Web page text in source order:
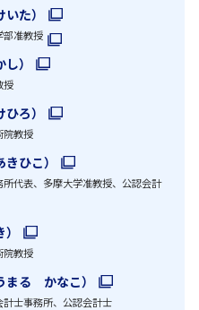
た）
准教授
）
授
ろ）
教授
ひこ）
代表、多摩大学准教授、公認会計
教授
る かなこ）
士事務所、公認会計士